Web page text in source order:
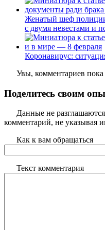
Женатый шеф
с двумя невестами и
Коронавирус:
Увы, комментариев
Поделитесь своим
Данные не
комментарий, не указывая
Как к вам обращаться
Текст комментария